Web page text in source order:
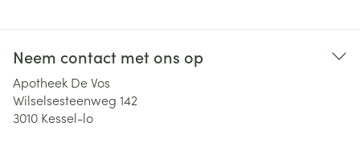
Neem contact met ons op
Apotheek De Vos
Wilselsesteenweg 142
3010 Kessel-lo